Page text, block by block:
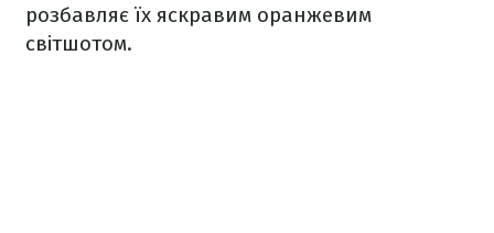
розбавляє їх яскравим оранжевим
світшотом.